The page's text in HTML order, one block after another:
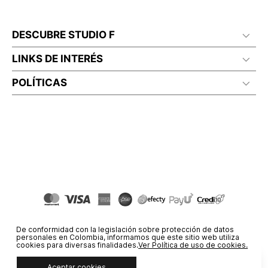
DESCUBRE STUDIO F
LINKS DE INTERÉS
POLÍTICAS
De conformidad con la legislación sobre protección de datos
personales en Colombia, informamos que este sitio web utiliza
cookies para diversas finalidades.Ver Política de uso de cookies.